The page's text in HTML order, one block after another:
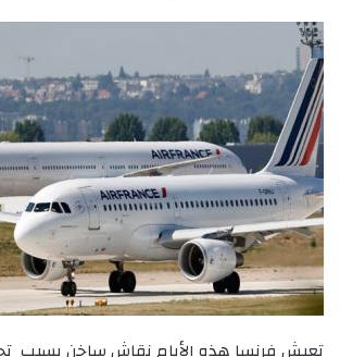
تعيش فرنسا هذه الأيام نقاش ساخن بسبب